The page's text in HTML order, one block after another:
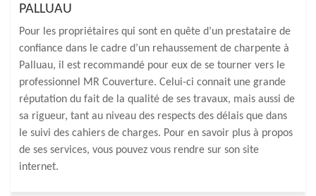
PALLUAU
Pour les propriétaires qui sont en quête d’un prestataire de
confiance dans le cadre d’un rehaussement de charpente à
Palluau, il est recommandé pour eux de se tourner vers le
professionnel MR Couverture. Celui-ci connait une grande
réputation du fait de la qualité de ses travaux, mais aussi de
sa rigueur, tant au niveau des respects des délais que dans
le suivi des cahiers de charges. Pour en savoir plus à propos
de ses services, vous pouvez vous rendre sur son site
internet.